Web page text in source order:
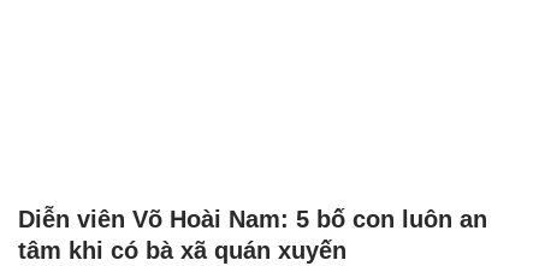
Diễn viên Võ Hoài Nam: 5 bố con luôn an
tâm khi có bà xã quán xuyến